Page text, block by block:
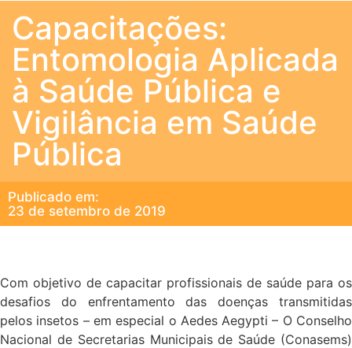
Capacitações:
Entomologia Aplicada
à Saúde Pública e
Vigilância em Saúde
Pública
Publicado em:
23 de setembro de 2019
Com objetivo de capacitar profissionais de saúde para os
desafios do enfrentamento das doenças transmitidas
pelos insetos – em especial o Aedes Aegypti – O Conselho
Nacional de Secretarias Municipais de Saúde (Conasems)